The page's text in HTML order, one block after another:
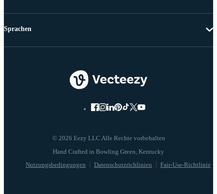
© 2026 Eezy LLC Alle Rechte vorbehalten
Nutzungsbedingungen Datenschutzrichlinien Fair-Use-Richtlinie
Sprachen